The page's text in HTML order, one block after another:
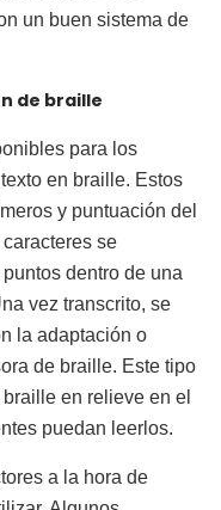
un buen sistema de
de braille
para los
en braille. Estos
y puntuación del
se
dentro de una
vez transcrito, se
la adaptación o
de braille. Este tipo
en relieve en el
puedan leerlos.
a la hora de